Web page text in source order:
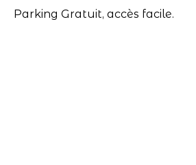
Parking Gratuit, accès facile.